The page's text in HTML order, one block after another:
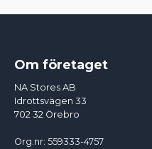
Om företaget
NA Stores AB
Idrottsvägen 33
702 32 Örebro
Org.nr: 559333-4757